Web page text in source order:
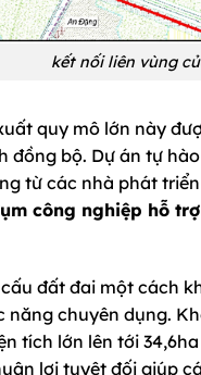
kết nối liên vùng
quy mô lớn này
đồng bộ. Dự án tự
từ các nhà phát
công nghiệp hỗ
đất đai một cách
năng chuyên dụng.
tích lớn lên tới
lợi tuyệt đối giúp